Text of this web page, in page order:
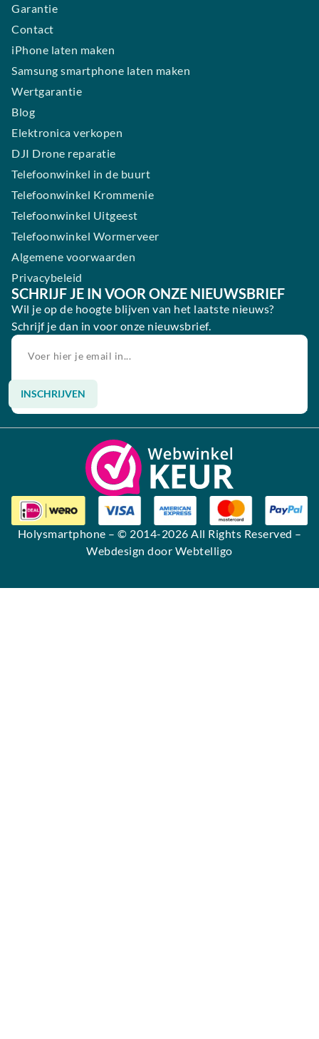
Garantie
Contact
iPhone laten maken
Samsung smartphone laten maken
Wertgarantie
Blog
Elektronica verkopen
DJI Drone reparatie
Telefoonwinkel in de buurt
Telefoonwinkel Krommenie
Telefoonwinkel Uitgeest
Telefoonwinkel Wormerveer
Algemene voorwaarden
Privacybeleid
SCHRIJF JE IN VOOR ONZE NIEUWSBRIEF
Wil je op de hoogte blijven van het laatste nieuws?
Schrijf je dan in voor onze nieuwsbrief.
INSCHRIJVEN
Alternative:
Holysmartphone – © 2014-2026 All Rights Reserved –
Webdesign door Webtelligo